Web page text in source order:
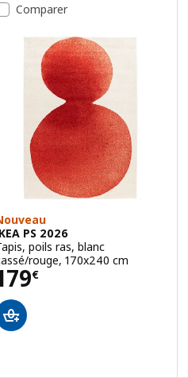
Comparer
PS 2026
poils ras, blanc
rouge, 170x240 cm
€
179€